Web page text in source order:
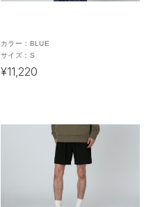
カラー： BLUE
サイズ： S
¥11,220